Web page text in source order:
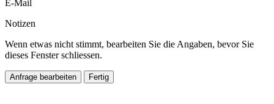
E-Mail
Notizen
Wenn etwas nicht stimmt, bearbeiten Sie die Angaben, bevor Sie
dieses Fenster schliessen.
Anfrage bearbeiten Fertig